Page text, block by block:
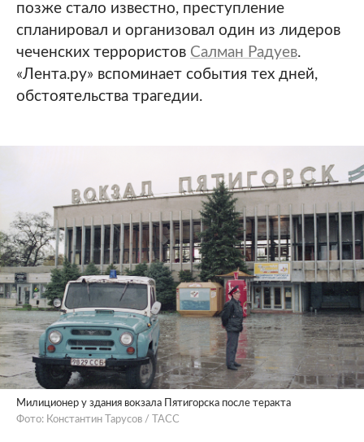
позже стало известно, преступление
спланировал и организовал один из лидеров
чеченских террористов Салман Радуев.
«Лента.ру» вспоминает события тех дней,
обстоятельства трагедии.
Милиционер у здания вокзала Пятигорска после теракта
Фото: Константин Тарусов / ТАСС